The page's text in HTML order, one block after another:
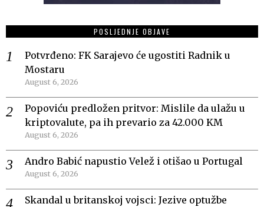
POSLJEDNJE OBJAVE
Potvrđeno: FK Sarajevo će ugostiti Radnik u
Mostaru
August 6, 2026
Popoviću predložen pritvor: Mislile da ulažu u
kriptovalute, pa ih prevario za 42.000 KM
August 6, 2026
Andro Babić napustio Velež i otišao u Portugal
August 6, 2026
Skandal u britanskoj vojsci: Jezive optužbe